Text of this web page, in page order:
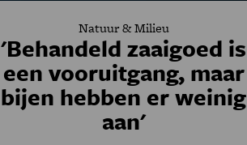
Natuur & Milieu
'Behandeld zaaigoed is
een vooruitgang, maar
bijen hebben er weinig
aan'